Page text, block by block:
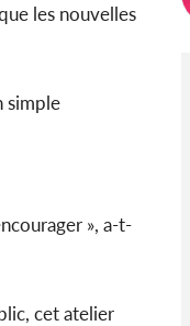
les nouvelles
simple
», a-t-
cet atelier